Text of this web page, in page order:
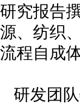
研究报告
源、纺织
流程自成
研发团